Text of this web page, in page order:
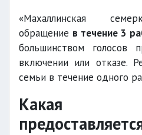
«Махаллинская
обращение в течение 3
большинством голосов
включении или отказе.
семьи в течение одного
Какая